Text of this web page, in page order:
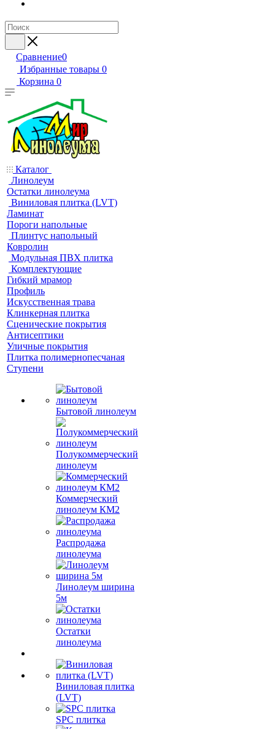
Сравнение0
Избранные товары 0
Корзина 0
Каталог
Линолеум
Остатки линолеума
Виниловая плитка (LVT)
Ламинат
Пороги напольные
Плинтус напольный
Ковролин
Модульная ПВХ плитка
Комплектующие
Гибкий мрамор
Профиль
Искусственная трава
Клинкерная плитка
Сценические покрытия
Антисептики
Уличные покрытия
Плитка полимернопесчаная
Ступени
Бытовой линолеум
Полукоммерческий
линолеум
Коммерческий
линолеум КМ2
Распродажа
линолеума
Линолеум ширина
5м
Остатки
линолеума
Виниловая плитка
(LVT)
SPC плитка